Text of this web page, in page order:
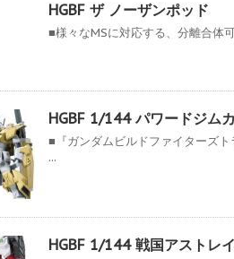
HGBF ザ ノーザンポッド
■様々なMSに対応する、分離合体
HGBF 1/144 パワードジム
■『ガンダムビルドファイターズ
...
HGBF 1/144 戦国アストレ